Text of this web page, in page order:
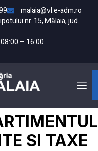
malaia@vl.e-adm.ro
nr. 15, Mălaia, jud.
– 16:00
SI TAXE